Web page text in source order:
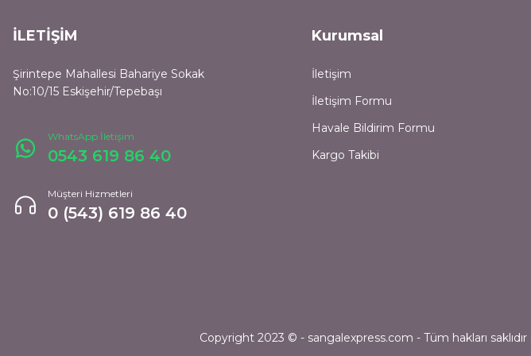
İLETİŞİM
Şirintepe Mahallesi Bahariye Sokak
No:10/15 Eskişehir/Tepebaşı
WhatsApp İletişim
0543 619 86 40
Müşteri Hizmetleri
0 (543) 619 86 40
Kurumsal
İletişim
İletişim Formu
Havale Bildirim Formu
Kargo Takibi
Copyright 2023 © - sangalexpress.com - Tüm hakları